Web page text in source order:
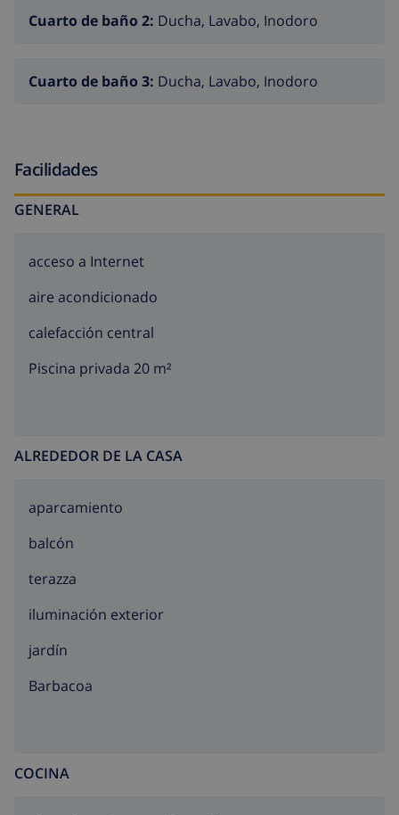
Cuarto de baño 2: Ducha, Lavabo, Inodoro
Cuarto de baño 3: Ducha, Lavabo, Inodoro
Facilidades
GENERAL
acceso a Internet
aire acondicionado
calefacción central
Piscina privada 20 m²
ALREDEDOR DE LA CASA
aparcamiento
balcón
terazza
iluminación exterior
jardín
barbacoa
COCINA